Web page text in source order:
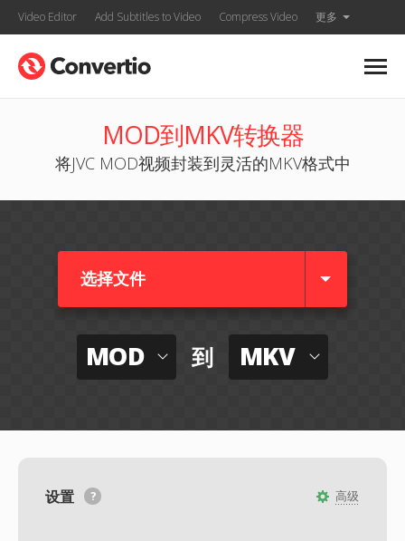
Video Editor Add Subtitles to Video Compress Video 更多
MOD到MKV转换器
将JVC MOD视频封装到灵活的MKV格式中
选择文件
MOD 到 MKV
高级
设置